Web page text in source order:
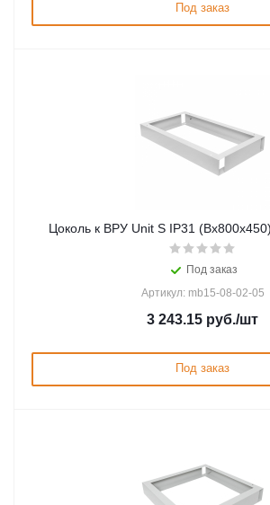
Под заказ
Цоколь к ВРУ Unit S IP31
Под заказ
Артикул: mb15-08-02-05
3 243.15 руб./шт
Под заказ